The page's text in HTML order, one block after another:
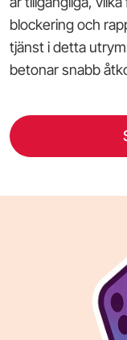
blockering och
tjänst i detta
betonar snabb